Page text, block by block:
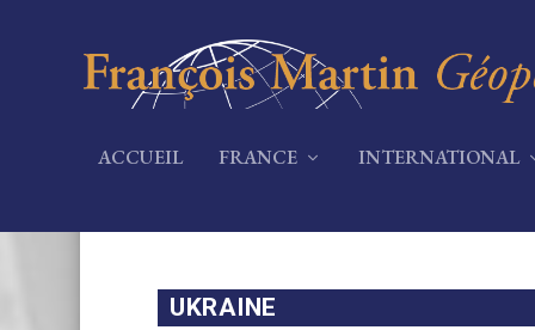
ACCUEIL FRANCE INTERNATIONAL
UKRAINE